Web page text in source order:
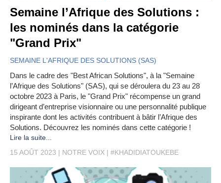
Semaine l’Afrique des Solutions :
les nominés dans la catégorie
"Grand Prix"
SEMAINE L'AFRIQUE DES SOLUTIONS (SAS)
Dans le cadre des "Best African Solutions", à la "Semaine
l’Afrique des Solutions" (SAS), qui se déroulera du 23 au 28
octobre 2023 à Paris, le "Grand Prix" récompense un grand
dirigeant d’entreprise visionnaire ou une personnalité publique
inspirante dont les activités contribuent à bâtir l’Afrique des
Solutions. Découvrez les nominés dans cette catégorie !
Lire la suite...
15 AOÛT 2023
NOTRE VOIX #KHADIDIATOUKEBE